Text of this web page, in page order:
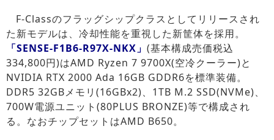
F-Classのフラッグシップクラスとしてリリースされ
た新モデルは、冷却性能を重視した新筐体を採用。
「SENSE-F1B6-R97X-NKX」 (基本構成売価税込
334,800円)はAMD Ryzen 7 9700X(空冷クーラー)と
NVIDIA RTX 2000 Ada 16GB GDDR6を標準装備。
DDR5 32GBメモリ(16GBx2)、1TB M.2 SSD(NVMe)、
700W電源ユニット(80PLUS BRONZE)等で構成され
る。なおチップセットはAMD B650。